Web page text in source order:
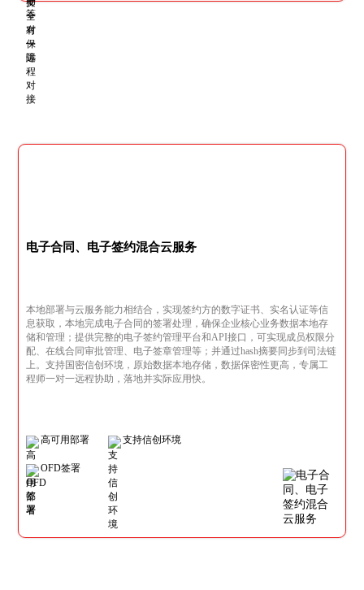
电子合同、电子签约混合云服务
本地部署与云服务能力相结合，实现签约方的数字证书、实名认证等信
息获取，本地完成电子合同的签署处理，确保企业核心业务数据本地存
储和管理；提供完整的电子签约管理平台和API接口，可实现成员权限分
配、在线合同审批管理、电子签章管理等；并通过hash摘要同步到司法链
上。支持国密信创环境，原始数据本地存储，数据保密性更高，专属工
程师一对一远程协助，落地并实际应用快。
高可用部署 支持信创环境
OFD签署